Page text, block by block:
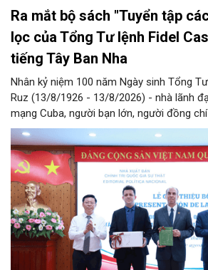
Ra mắt bộ sách "Tuyển tập
lọc của Tổng Tư lệnh Fidel
tiếng Tây Ban Nha
Nhân kỷ niệm 100 năm Ngày sinh Tổng
Ruz (13/8/1926 - 13/8/2026) - nhà lãnh
mạng Cuba, người bạn lớn, người đồng
Đảng, Nhà nước và nhân dân Việt Nam,
Nhà xuất bản Chính trị quốc gia Sự thật
giáo Trung ương tổ chức Lễ giới thiệu bộ
tác phẩm chọn lọc của Tổng Tư lệnh Fidel
tập bằng tiếng Tây Ban Nha.